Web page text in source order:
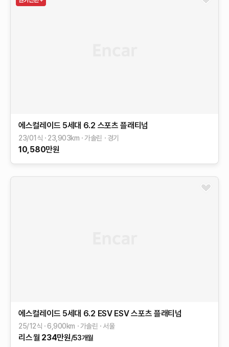
에스컬레이드 5세대 6.2 스포츠 플래티넘
23/01식 23,903km 가솔린 경기
10,580만원
에스컬레이드 5세대 6.2 ESV ESV 스포츠 플래티넘
25/12식 6,900km 가솔린 서울
리스월 234만원/53개월